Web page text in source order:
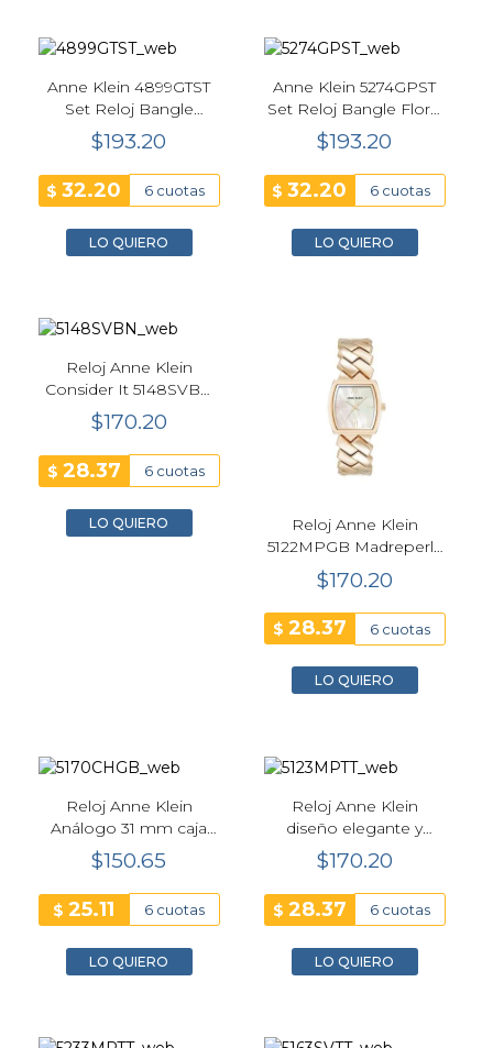
Anne Klein 4899GTST
Set Reloj Bangle
Bicolor Caja
Rectangular 16 mm
$193.20
$32.20 6 cuotas
LO QUIERO
Anne Klein 5274GPST
Set Reloj Bangle Floral
32 mm
$193.20
$32.20 6 cuotas
LO QUIERO
Reloj Anne Klein
Consider It 5148SVBN
Octagonal Cuero
Sostenible
$170.20
$ 28.37 6 cuotas
LO QUIERO
Reloj Anne Klein
5122MPGB Madreperla
Brazalete Chevron
$170.20
$ 28.37 6 cuotas
LO QUIERO
Reloj Anne Klein
Análogo 31 mm caja
redonda dorada
$150.65
$25.11 6 cuotas
LO QUIERO
Reloj Anne Klein
diseño elegante y
sofisticado 26 mm
Bicolor
$170.20
$ 28.37 6 cuotas
LO QUIERO